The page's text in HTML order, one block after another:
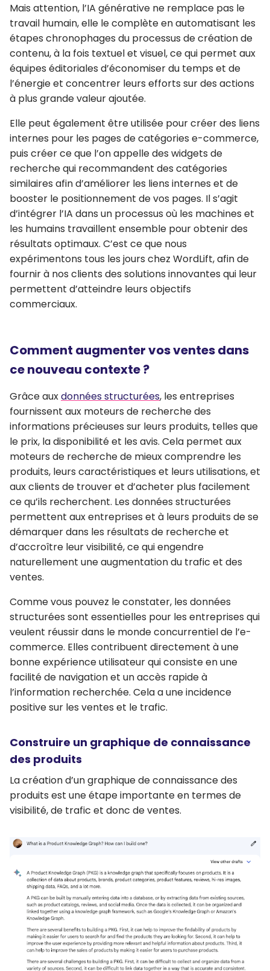
Mais attention, l’IA générative ne remplace pas le
travail humain, elle le complète en automatisant les
étapes chronophages du processus de création de
contenu, à la fois textuel et visuel, ce qui permet aux
équipes éditoriales d’économiser du temps et de
l’énergie et concentrer leurs efforts sur des actions
à plus grande valeur ajoutée.
Elle peut également être utilisée pour créer des liens
internes pour les pages de catégories e-commerce,
puis créer ce que l’on appelle des widgets de
recherchequi recommandent des catégories
similaires afin d’améliorer les liens internes et de
booster le positionnement de vos pages. Il s’agit
d’intégrer l’IA dans un processus où les machines et
les humains travaillent ensemble pour obtenir des
résultats optimaux. C’est ce que nous
expérimentons tous les jours chez WordLift, afin de
fournir à nos clients des solutions innovantes qui leur
permettent d’atteindre leurs objectifs
commerciaux.
Comment augmenter vos ventes dans
ce nouveau contexte ?
Grâce auxdonnées structurées, les entreprises
fournissent aux moteurs de recherche des
informations précieuses sur leurs produits, telles que
le prix, la disponibilité et les avis. Cela permet aux
moteurs de recherche de mieux comprendre les
produits, leurs caractéristiques et leurs utilisations, et
aux clients de trouver et d’acheter plus facilement
ce qu’ils recherchent. Les données structurées
permettent aux entreprises et à leurs produits dese
démarquer dans les résultats de rechercheet
d’accroître leur visibilité, ce qui engendre
naturellement uneaugmentation du trafic et des
ventes.
Comme vous pouvez le constater, les données
structurées sont essentielles pour les entreprises qui
veulent réussir dans le monde concurrentiel de l’e-
commerce. Elles contribuent directement à une
bonne expérience utilisateur qui consiste en une
facilité de navigation et un accès rapide à
l’information recherchée. Cela a une incidence
positive sur les ventes et le trafic.
Construire un graphique de connaissance
des produits
La création d’un graphique de connaissance des
produits est une étape importante en termes de
visibilité, de trafic et donc de ventes.